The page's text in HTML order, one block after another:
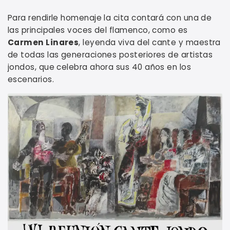
Para rendirle homenaje la cita contará con una de
las principales voces del flamenco, como es
Carmen Linares, leyenda viva del cante y maestra
de todas las generaciones posteriores de artistas
jondos, que celebra ahora sus 40 años en los
escenarios.